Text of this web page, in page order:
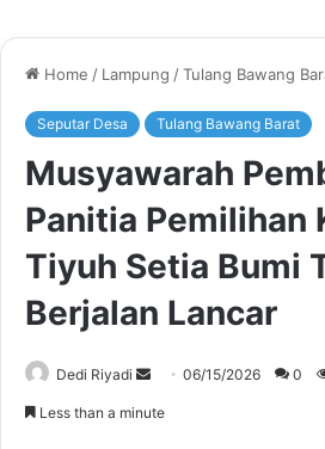
Home / Lampung /Tulang Bawang
Seputar Desa Tulang Bawang Barat
Musyawarah
Panitia Pemilihan
Tiyuh Setia Bumi
Berjalan Lancar
Dedi Riyadi
Send06/15/2026 0
Less than a minute